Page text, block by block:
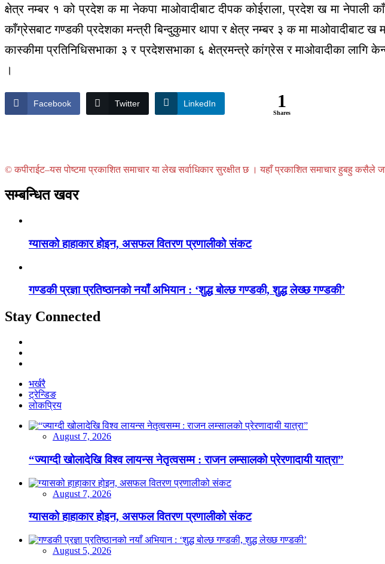
क्षेत्र नम्बर १ को प्रदेश क मा नेकपा माओवादीबाट दीपक कोईराला, प्रदेश ख मा नेपाली
काँग्रेसबाट गण्डकी प्रदेशका मन्त्री बिन्दुकुमार थापा र क्षेत्र नम्बर ३ क मा माओवादीबाट
कास्कीमा प्रतिनिधिसभाका ३ र प्रदेशसभाका ६ क्षेत्रमन्त्रे कांग्रेस र माओवादीका
।
Facebook Twitter LinkedIn 1
Shares
© कपीराईट–यस पोष्टमा प्रकाशित समाचार या लेख सर्वाधिकार सुरक्षीत छ । यहाँ प्रकाशित समाचार हुबहु कसैले
सम्बन्धित खवर
ग्यासको हाहाकार होइन, असफल वितरण प्रणालीको संकट
गण्डकी प्रज्ञा प्रतिष्ठानको नयाँ अभियान : ‘शुद्ध बोल्छ गण्डकी, शुद्ध लेख्छ गण्डकी’
Stay Connected
भर्खरै
ट्रेन्डिङ
लोकप्रिय
August 7, 2026
“ज्याग्दी खोलादेखि विश्व लायन्स नेतृत्वसम्म : राजन लम्सालको प्रेरणादायी यात्रा”
August 7, 2026
ग्यासको हाहाकार होइन, असफल वितरण प्रणालीको संकट
August 5, 2026